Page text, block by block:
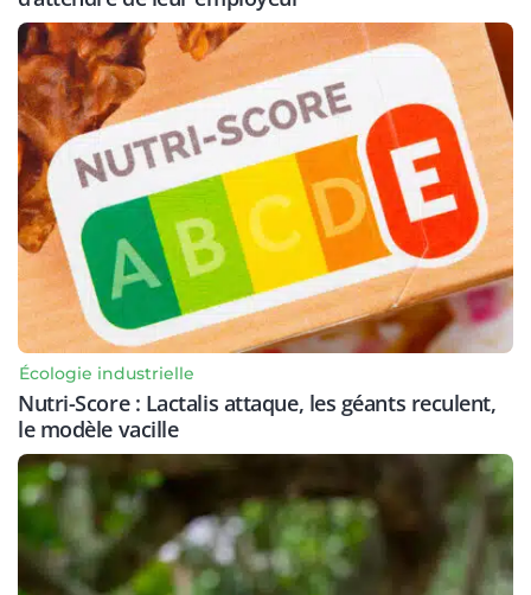
Écologie industrielle
Nutri-Score : Lactalis attaque, les géants reculent,
le modèle vacille